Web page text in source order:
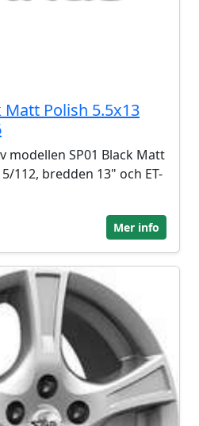
Matt Polish 5.5x13
modellen SP01 Black Matt
112, bredden 13" och ET-
Mer info